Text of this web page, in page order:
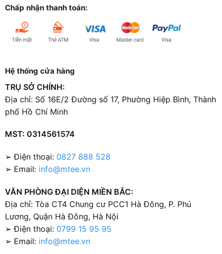
Chấp nhận thanh toán:
Hệ thống cửa hàng
TRỤ SỞ CHÍNH:
Địa chỉ: Số 16E/2 Đường số 17, Phường Hiệp Bình, Thành
phố Hồ Chí Minh
MST: 0314561574
➢ Điện thoại: 0827 888 528
➢ Email: info@mtee.vn
VĂN PHÒNG ĐẠI DIỆN MIỀN BẮC:
Địa chỉ: Tòa CT4 Chung cư PCC1 Hà Đông, P. Phú
Lương, Quận Hà Đông, Hà Nội
➢ Điện thoại: 0799 15 95 95
➢ Email: info@mtee.vn